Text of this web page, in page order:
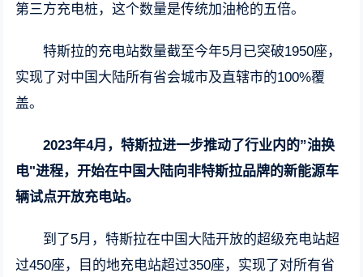
第三方充电桩，这个数量是传统加油枪的五倍。
特斯拉的充电站数量截至今年5月已突破1950座，
实现了对中国大陆所有省会城市及直辖市的100%覆
盖。
2023年4月，特斯拉进一步推动了行业内的”油换
电"进程，开始在中国大陆向非特斯拉品牌的新能源车
辆试点开放充电站。
到了5月，特斯拉在中国大陆开放的超级充电站超
过450座，目的地充电站超过350座，实现了对所有省